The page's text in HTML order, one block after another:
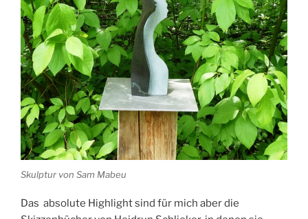
Skulptur von Sam Mabeu
Das absolute Highlight sind für mich aber die